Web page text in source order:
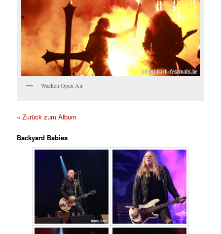
Wacken Open Air
« Zurück zum Album
Backyard Babies